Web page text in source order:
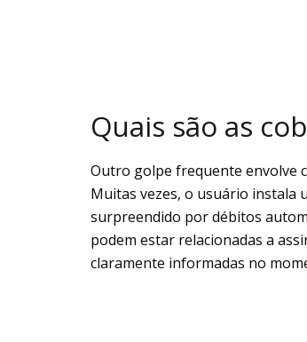
Quais são as
Outro golpe frequente envolve
Muitas vezes, o usuário instala
surpreendido por débitos
podem estar relacionadas a
claramente informadas no